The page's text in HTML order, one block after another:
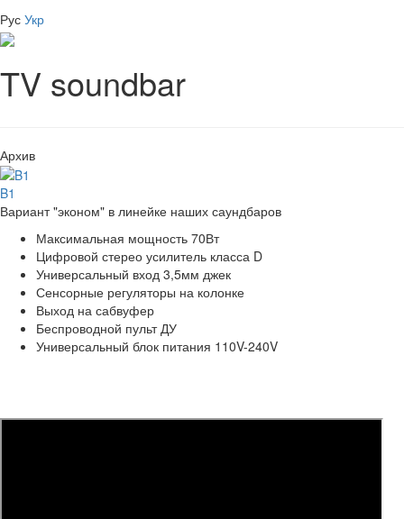
Рус Укр
TV soundbar
Архив
B1
Вариант "эконом" в линейке наших саундбаров
Максимальная мощность 70Вт
Цифровой стерео усилитель класса D
Универсальный вход 3,5мм джек
Сенсорные регуляторы на колонке
Выход на сабвуфер
Беспроводной пульт ДУ
Универсальный блок питания 110V-240V